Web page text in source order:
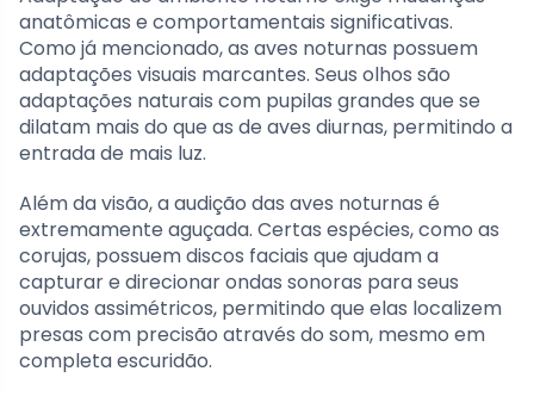
anatômicas e comportamentais significativas.
Como já mencionado, as aves noturnas possuem
adaptações visuais marcantes. Seus olhos são
adaptações naturais com pupilas grandes que se
dilatam mais do que as de aves diurnas, permitindo a
entrada de mais luz.
Além da visão, a audição das aves noturnas é
extremamente aguçada. Certas espécies, como as
corujas, possuem discos faciais que ajudam a
capturar e direcionar ondas sonoras para seus
ouvidos assimétricos, permitindo que elas localizem
presas com precisão através do som, mesmo em
completa escuridão.